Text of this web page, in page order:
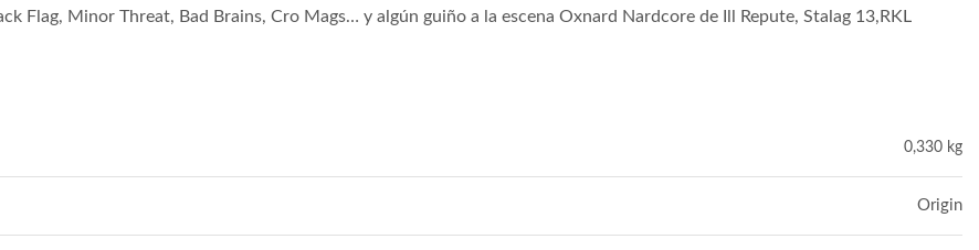
Flag, Minor Threat, Bad Brains, Cro Mags… y algún guiño a la escena Oxnard Nardcore de Ill Repute, Stalag 13,RKL
0,330 kg
Origin